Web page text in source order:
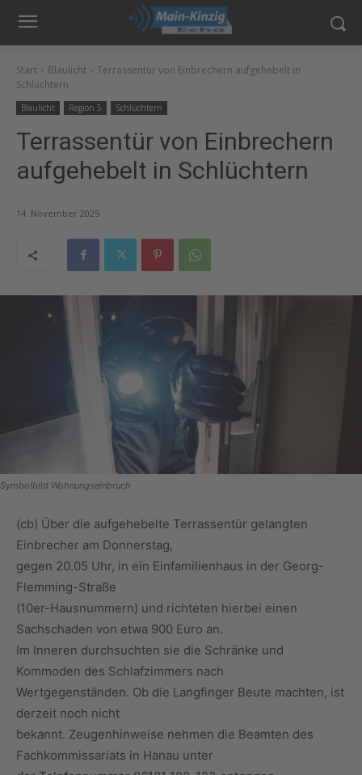
Start Blaulicht
Terrassentür von Einbrechern aufgehebelt in
Schlüchtern
Blaulicht Region 5 Schlüchtern
Terrassentür von Einbrechern
aufgehebelt in Schlüchtern
14. November 2025
Symbolbild Wohnungseinbruch
(cb) Über die aufgehebelte Terrassentür gelangten
Einbrecher am Donnerstag,
gegen 20.05 Uhr, in ein Einfamilienhaus in der Georg-
Flemming-Straße
(10er-Hausnummern) und richteten hierbei einen
Sachschaden von etwa 900 Euro an.
Im Inneren durchsuchten sie die Schränke und
Kommoden des Schlafzimmers nach
Wertgegenständen. Ob die Langfinger Beute machten, ist
derzeit noch nicht
bekannt. Zeugenhinweise nehmen die Beamten des
Fachkommissariats in Hanau unter